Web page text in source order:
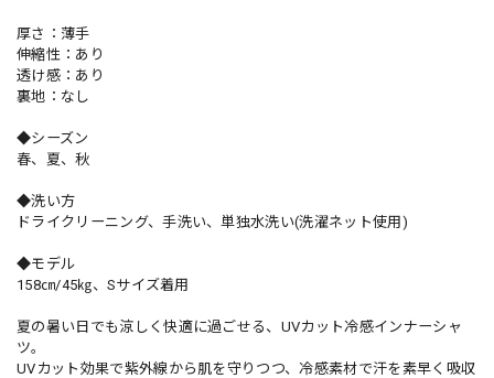
厚さ：薄手
伸縮性：あり
透け感：あり
裏地：なし
◆シーズン
春、夏、秋
◆洗い方
ドライクリーニング、手洗い、単独水洗い(洗濯ネット使用)
◆モデル
158㎝/45㎏、Sサイズ着用
夏の暑い日でも涼しく快適に過ごせる、UVカット冷感インナーシャ
ツ。
UVカット効果で紫外線から肌を守りつつ、冷感素材で汗を素早く吸収